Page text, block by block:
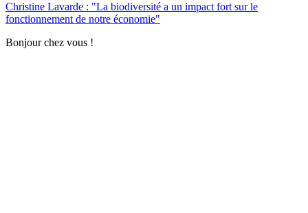
Christine Lavarde : "La biodiversité a un impact fort sur le
fonctionnement de notre économie"
Bonjour chez vous !